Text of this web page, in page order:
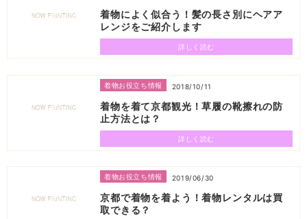
着物によく似合う！髪の長さ別にヘアア
レンジをご紹介します
詳しく読む
着物お役立ち情報 2018/10/11
着物を着て京都観光！草履の靴擦れの防
止方法とは？
詳しく読む
着物お役立ち情報 2019/06/30
京都で着物を着よう！着物レンタルは買
取できる？